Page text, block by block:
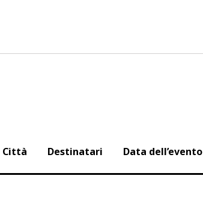
Città Destinatari Data dell’evento